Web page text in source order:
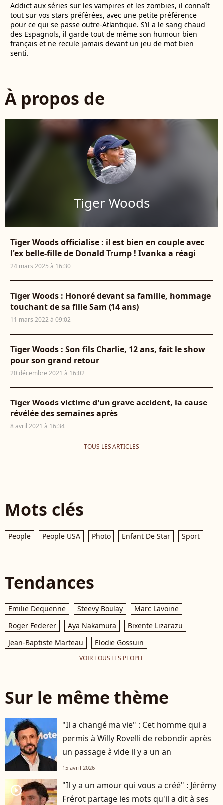
Addict aux séries sur les vampires et les zombies, il connaît
tout sur vos stars préférées, avec une petite préférence
pour ce qui se passe outre-Atlantique. S’il a le sang chaud
des Espagnols, il garde tout de même son humour bien
français et ne recule jamais devant un jeu de mot bien
senti.
À propos de
Tiger Woods
Tiger Woods officialise : il est bien en couple avec
l'ex belle-fille de Donald Trump ! Ivanka a réagi
24 mars 2025 à 16:30
Tiger Woods : Honoré devant sa famille, hommage
touchant de sa fille Sam (14 ans)
11 mars 2022 à 09:02
Tiger Woods : Son fils Charlie, 12 ans, fait le show
pour son grand retour
20 décembre 2021 à 16:02
Tiger Woods victime d'un grave accident, la cause
révélée des semaines après
8 avril 2021 à 16:34
TOUS LES ARTICLES
Mots clés
People People USA Photo Enfant De Star Sport
Tendances
Emilie Dequenne Steevy Boulay
Marc Lavoine
Roger Federer
Aya Nakamura
Bixente Lizarazu
Jean-Baptiste Marteau
Elodie Gossuin
VOIR TOUS LES PEOPLE
Sur le même thème
"Il a changé ma vie" : Cet homme qui a
permis à Willy Rovelli de rebondir après
un passage à vide il y a un an
15 avril 2026
player2
"Il y a un amour qui vous a créé" : Jérémy
Frérot partage les mots qu'il a dit à ses